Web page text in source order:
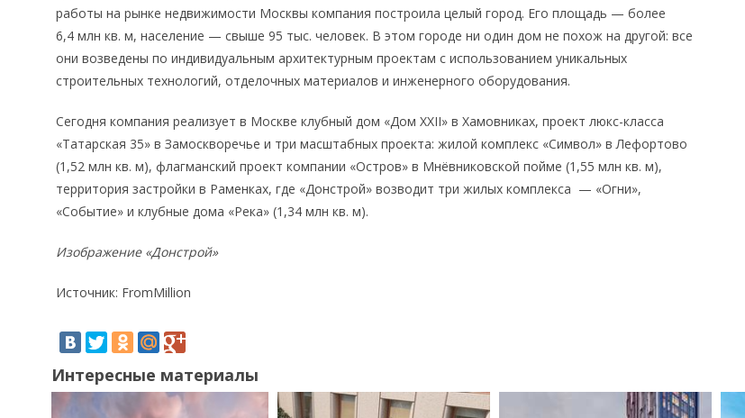
работы на рынке недвижимости Москвы компания построила целый город. Его площадь — более
6,4 млн кв. м, население — свыше 95 тыс. человек. В этом городе ни один дом не похож на другой: все
они возведены по индивидуальным архитектурным проектам с использованием уникальных
строительных технологий, отделочных материалов и инженерного оборудования.
Сегодня компания реализует в Москве клубный дом «Дом XXII» в Хамовниках, проект люкс-класса
«Татарская 35» в Замоскворечье и три масштабных проекта: жилой комплекс «Символ» в Лефортово
(1,52 млн кв. м), флагманский проект компании «Остров» в Мнёвниковской пойме (1,55 млн кв. м),
территория застройки в Раменках, где «Донстрой» возводит три жилых комплекса — «Огни»,
«Событие» и клубные дома «Река» (1,34 млн кв. м).
Изображение «Донстрой»
Источник: FromMillion
Интересные материалы